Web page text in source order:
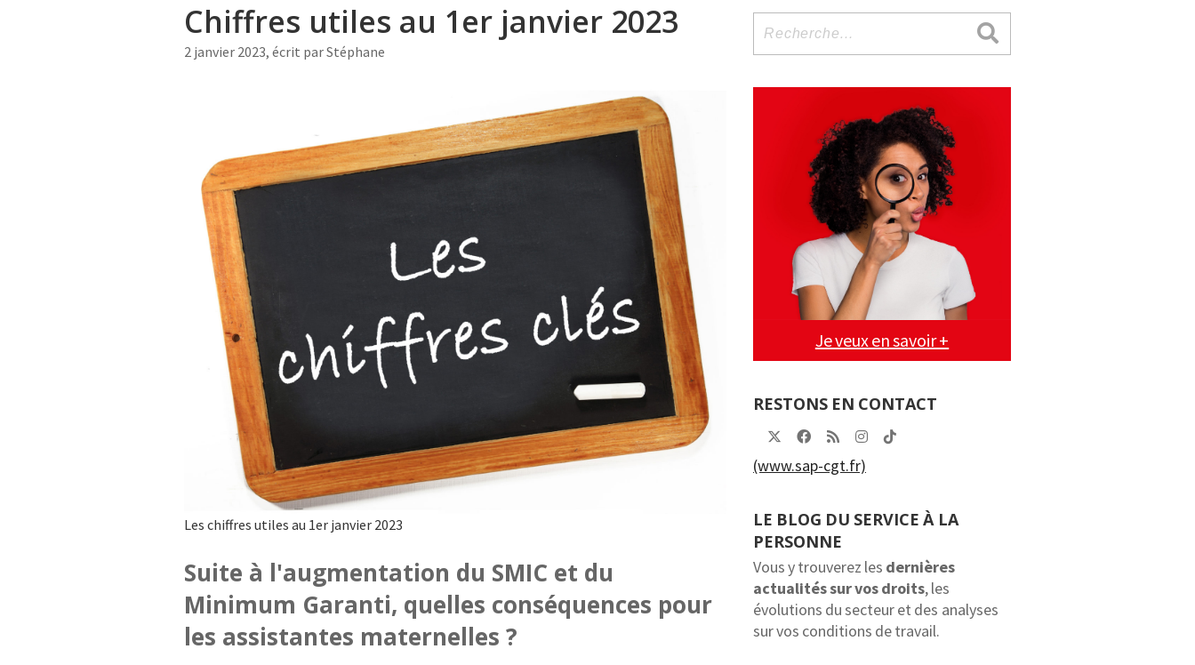
Chiffres utiles au 1er janvier 2023
2 janvier 2023, écrit parStéphane
Les chiffres utiles au 1er janvier 2023
Suite à l'augmentation du SMIC et du
Minimum Garanti, quelles conséquences pour
les assistantes maternelles ?
pour
Je veux en savoir +
RESTONS EN CONTACT
(www.sap-cgt.fr)
LE BLOG DU SERVICE À LA
PERSONNE
Vous y trouverez les dernières
actualités sur vos droits, les
évolutions du secteur et des analyses
sur vos conditions de travail.